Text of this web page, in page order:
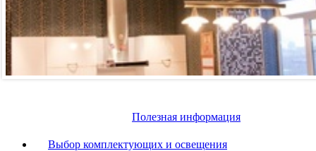
Полезная информация
Выбор комплектующих и освещения